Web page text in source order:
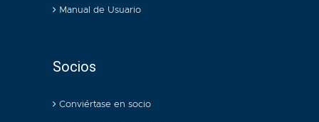
Manual de Usuario
Socios
Conviértase en socio